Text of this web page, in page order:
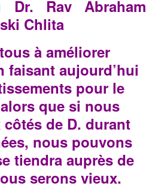
Dr. Rav Abraham
Chlita
à améliorer
faisant aujourd’hui
pour le
que si nous
côtés de D. durant
nous pouvons
tiendra auprès de
serons vieux.